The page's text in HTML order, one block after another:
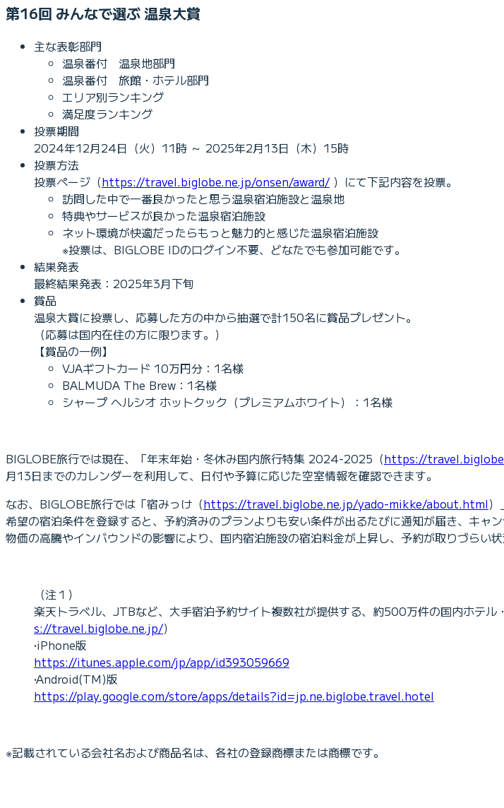
第16回 みんなで選ぶ 温泉大賞
主な表彰部門
温泉番付 温泉地部門
温泉番付 旅館・ホテル部門
エリア別ランキング
満足度ランキング
投票期間
2024年12月24日（火）11時 ～ 2025年2月13日（木）15時
投票方法
投票ページ（https://travel.biglobe.ne.jp/onsen/award/ ）にて下記内容を投票。
訪問した中で一番良かったと思う温泉宿泊施設と温泉地
特典やサービスが良かった温泉宿泊施設
ネット環境が快適だったらもっと魅力的と感じた温泉宿泊施設
※投票は、BIGLOBE IDのログイン不要、どなたでも参加可能です。
結果発表
最終結果発表：2025年3月下旬
賞品
温泉大賞に投票し、応募した方の中から抽選で計150名に賞品プレゼント。
（応募は国内在住の方に限ります。）
【賞品の一例】
VJAギフトカード 10万円分：1名様
BALMUDA The Brew：1名様
シャープ ヘルシオ ホットクック（プレミアムホワイト）：1名様
BIGLOBE旅行では現在、「年末年始・冬休み国内旅行特集 2024-2025（https://
月13日までのカレンダーを利用して、日付や予算に応じた空室情報を確認できます。
なお、BIGLOBE旅行では「宿みっけ（https://travel.biglobe.ne.jp/yado-mikke/about.html）
希望の宿泊条件を登録すると、予約済みのプランよりも安い条件が出るたびに通知が届き、キャ
物価の高騰やインバウンドの影響により、国内宿泊施設の宿泊料金が上昇し、予約が取りづらい
（注１）
楽天トラベル、JTBなど、大手宿泊予約サイト複数社が提供する、約500万件の国内ホテ
s://travel.biglobe.ne.jp/）
•iPhone版
https://itunes.apple.com/jp/app/id393059669
•Android(TM)版
https://play.google.com/store/apps/details?id=jp.ne.biglobe.travel.hotel
※記載されている会社名および商品名は、各社の登録商標または商標です。